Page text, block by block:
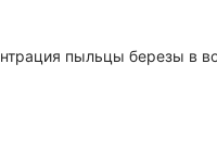
пыльцы березы в